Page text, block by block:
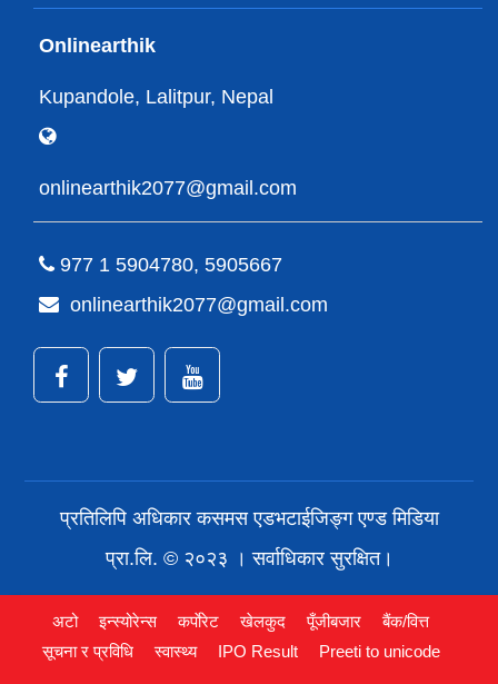
Onlinearthik
Kupandole, Lalitpur, Nepal
onlinearthik2077@gmail.com
977 1 5904780, 5905667
onlinearthik2077@gmail.com
प्रतिलिपि अधिकार कसमस एडभटाईजिङ्ग एण्ड मिडिया
प्रा.लि. © २०२३ । सर्वाधिकार सुरक्षित।
अटो इन्स्योरेन्स कर्पाेरेट खेलकुद पूँजीबजार
बैंक/वित्त
सूचना र प्रविधि
स्वास्थ्य IPO Result Preeti to unicode